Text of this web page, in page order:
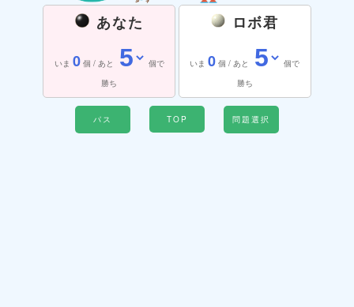
あなた
いま 0個 / あと
個で
勝ち
ロボ君
いま0 個 / あと
個で
勝ち